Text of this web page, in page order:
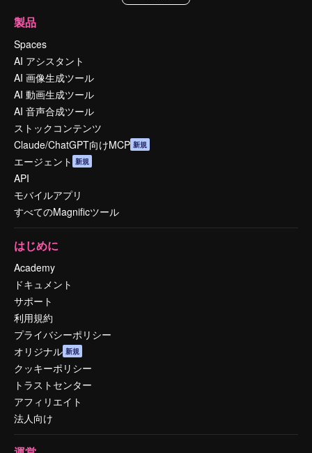
製品
Spaces
AI アシスタント
AI 画像生成ツール
AI 動画生成ツール
AI 音声合成ツール
ストックコンテンツ
Claude/ChatGPT向けMCP 新規
エージェント 新規
API
モバイルアプリ
すべてのMagnificツール
はじめに
Academy
ドキュメント
サポート
利用規約
プライバシーポリシー
オリジナル 新規
クッキーポリシー
トラストセンター
アフィリエイト
法人向け